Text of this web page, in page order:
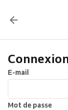
E-mail
Mot de passe